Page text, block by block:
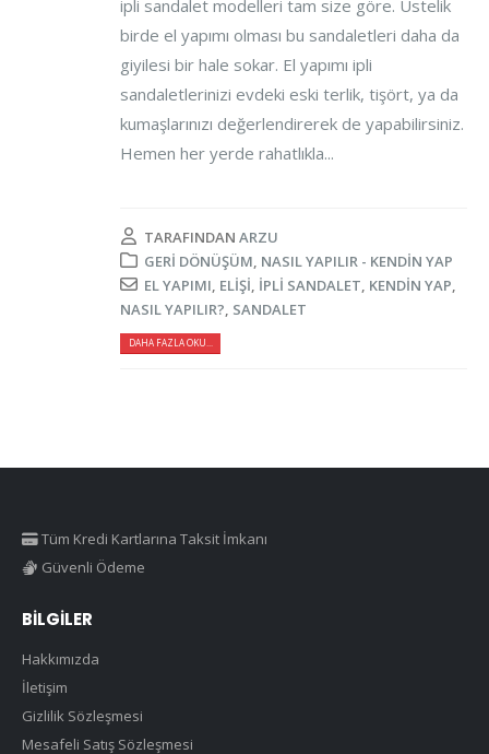
ipli sandalet modelleri tam size göre. Üstelik
birde el yapımı olması bu sandaletleri daha da
giyilesi bir hale sokar. El yapımı ipli
sandaletlerinizi evdeki eski terlik, tişört, ya da
kumaşlarınızı değerlendirerek de yapabilirsiniz.
Hemen her yerde rahatlıkla...
TARAFINDAN ARZU
GERI DÖNÜŞÜM, NASIL YAPILIR - KENDIN YAP
EL YAPIMI, ELIŞI, IPLI SANDALET, KENDIN YAP,
NASIL YAPILIR?, SANDALET
DAHA FAZLA OKU...
Tüm Kredi Kartlarına Taksit İmkanı
Güvenli Ödeme
BILGILER
Hakkımızda
İletişim
Gizlilik Sözleşmesi
Mesafeli Satış Sözleşmesi